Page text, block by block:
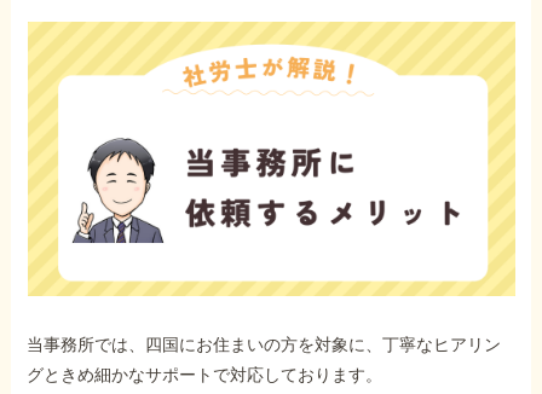
当事務所では、四国にお住まいの方を対象に、丁寧なヒアリン
グときめ細かなサポートで対応しております。